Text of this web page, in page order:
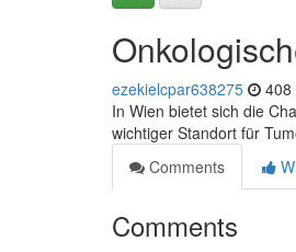
ezekielcpar638275 408
In Wien bietet sich die
wichtiger Standort für
Comments
Comments